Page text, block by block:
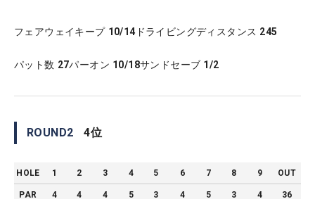
フェアウェイキープ 10/14 ドライビングディスタンス 245
パット数 27パーオン 10/18サンドセーブ 1/2
ROUND2 4位
HOLE 1 2 3 4 5 6 7 8 9 OUT
PAR 4 4 4 5 3 4 5 3 4 36